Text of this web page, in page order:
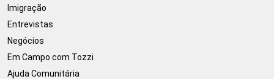
Imigração
Entrevistas
Negócios
Em Campo com Tozzi
Ajuda Comunitária